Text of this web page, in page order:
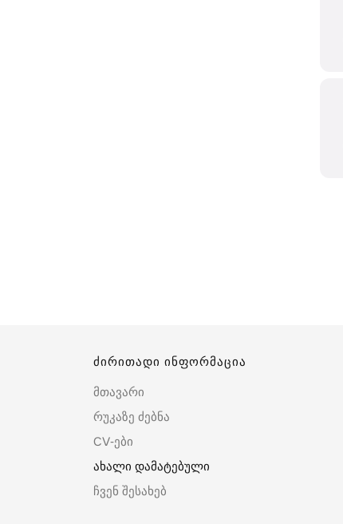
ძირითადი ინფორმაცია
მთავარი
რუკაზე ძებნა
CV-ები
ახალი დამატებული
ჩვენ შესახებ